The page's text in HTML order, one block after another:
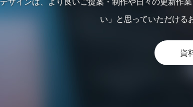
い」と思っていただける
資